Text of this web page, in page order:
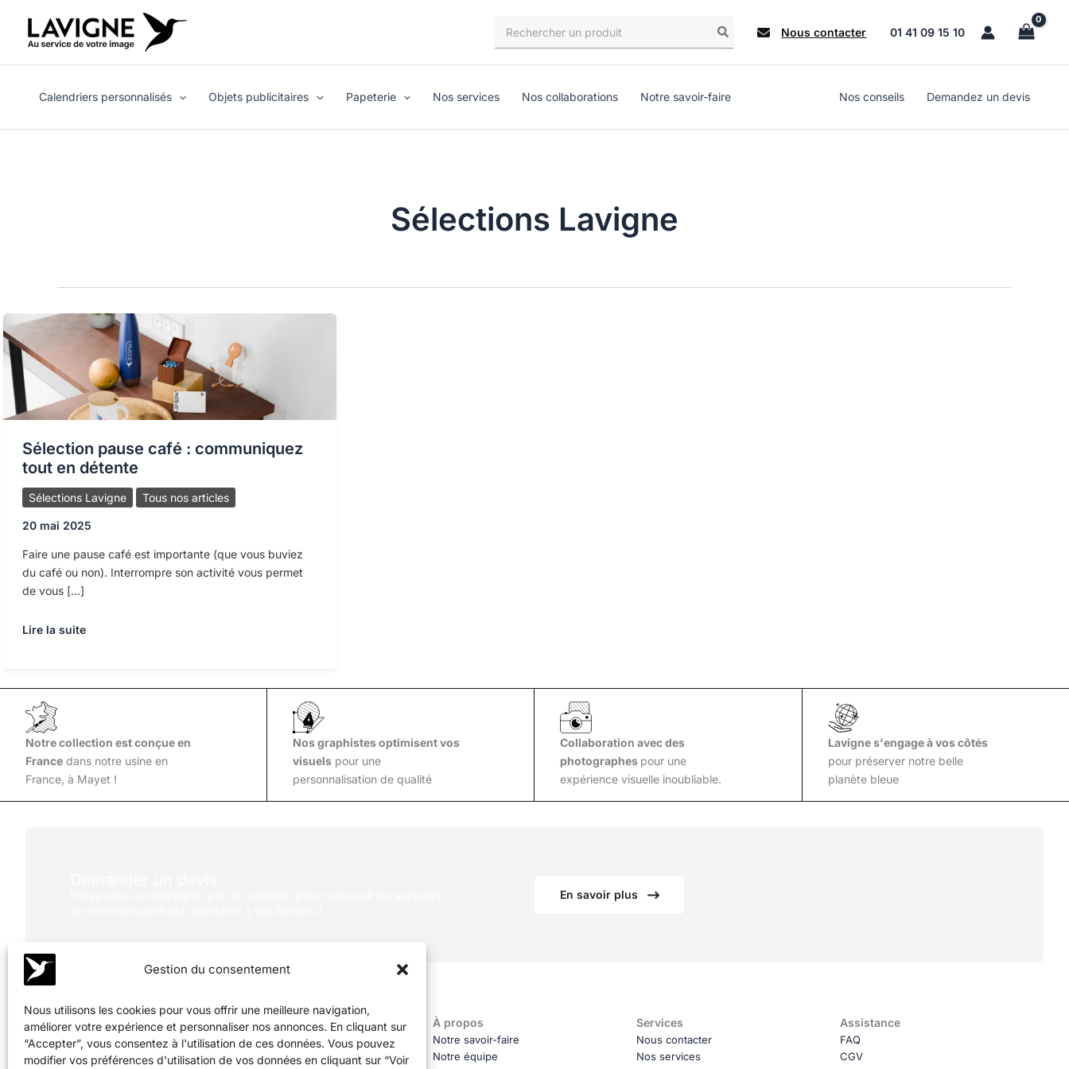
Gestion du consentement
Nous utilisons les cookies pour vous offrir une meilleure navigation,
améliorer votre expérience et personnaliser nos annonces. En cliquant sur
“Accepter”, vous consentez à l'utilisation de ces données. Vous pouvez
modifier vos préférences d'utilisation de vos données en cliquant sur “Voir
contenu
for:
Nous contacter 01 41 09 15 10
Calendriers personnalisés Objets publicitaires Papeterie Nos services Nos collaborations Notre savoir-faire Nos conseils Demandez un devis
Sélections Lavigne
Sélection pause café : communiquez
tout en détente
Sélections Lavigne Tous nos articles
20 mai 2025
Faire une pause café est importante (que vous buviez
du café ou non). Interrompre son activité vous permet
de vous […]
Sélection
communiquez
tout
en
détente
Lire la suite
Notre collection est conçue en
France dans notre usine en
France, à Mayet !
Nos graphistes optimisent vos
visuels pour une
personnalisation de qualité
Collaboration avec des
photographes pour une
expérience visuelle inoubliable.
Lavigne s'engage à vos côtés
pour préserver notre belle
planète bleue
En savoir plus
Nos coordonnées
LAVIGNE
6 Rue Dewoitine 78140
À propos
Notre savoir-faire
Notre équipe
Services
Nous contacter
Nos services
Assistance
FAQ
CGV